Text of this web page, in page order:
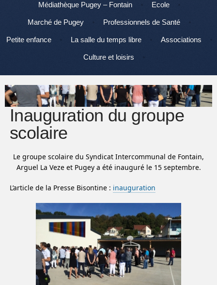
Médiathèque Pugey – Fontain Ecole
Marché de Pugey Professionnels de Santé
Petite enfance La salle du temps libre Associations
Culture et loisirs
Inauguration du groupe
scolaire
Le groupe scolaire du Syndicat Intercommunal de Fontain,
Arguel La Veze et Pugey a été inauguré le 15 septembre.
L’article de la Presse Bisontine : inauguration